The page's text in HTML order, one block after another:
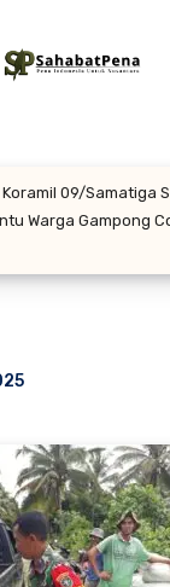
09/Samatiga
Warga Gampong